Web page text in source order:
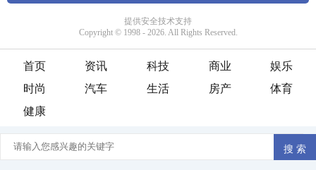
首页 资讯 科技 商业
娱乐
时尚
汽车 生活 房产
体育
健康